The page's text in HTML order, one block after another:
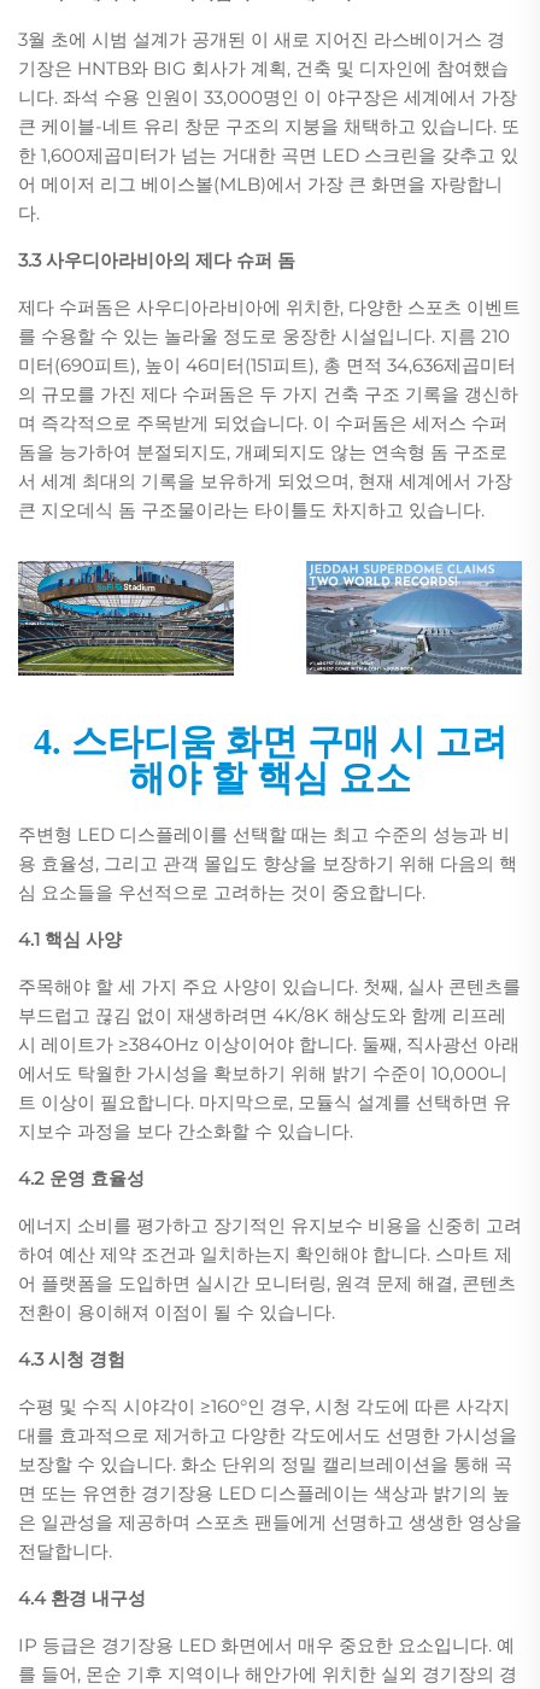
3월 초에 시범 설계가 공개된 이 새로 지어진 라스베이거스 경
기장은 HNTB와 BIG 회사가 계획, 건축 및 디자인에 참여했습
니다. 좌석 수용 인원이 33,000명인 이 야구장은 세계에서 가장
큰 케이블-네트 유리 창문 구조의 지붕을 채택하고 있습니다. 또
한 1,600제곱미터가 넘는 거대한 곡면 LED 스크린을 갖추고 있
어 메이저 리그 베이스볼(MLB)에서 가장 큰 화면을 자랑합니
다.
3.3 사우디아라비아의 제다 슈퍼 돔
제다 수퍼돔은 사우디아라비아에 위치한, 다양한 스포츠 이벤트
를 수용할 수 있는 놀라울 정도로 웅장한 시설입니다. 지름 210
미터(690피트), 높이 46미터(151피트), 총 면적 34,636제곱미터
의 규모를 가진 제다 수퍼돔은 두 가지 건축 구조 기록을 갱신하
며 즉각적으로 주목받게 되었습니다. 이 수퍼돔은 세저스 수퍼
돔을 능가하여 분절되지도, 개폐되지도 않는 연속형 돔 구조로
서 세계 최대의 기록을 보유하게 되었으며, 현재 세계에서 가장
큰 지오데식 돔 구조물이라는 타이틀도 차지하고 있습니다.
4. 스타디움 화면 구매 시 고려
해야 할 핵심 요소
주변형 LED 디스플레이를 선택할 때는 최고 수준의 성능과 비
용 효율성, 그리고 관객 몰입도 향상을 보장하기 위해 다음의 핵
심 요소들을 우선적으로 고려하는 것이 중요합니다.
4.1 핵심 사양
주목해야 할 세 가지 주요 사양이 있습니다. 첫째, 실사 콘텐츠를
부드럽고 끊김 없이 재생하려면 4K/8K 해상도와 함께 리프레
시 레이트가 ≥3840Hz 이상이어야 합니다. 둘째, 직사광선 아래
에서도 탁월한 가시성을 확보하기 위해 밝기 수준이 10,000니
트 이상이 필요합니다. 마지막으로, 모듈식 설계를 선택하면 유
지보수 과정을 보다 간소화할 수 있습니다.
4.2 운영 효율성
에너지 소비를 평가하고 장기적인 유지보수 비용을 신중히 고려
하여 예산 제약 조건과 일치하는지 확인해야 합니다. 스마트 제
어 플랫폼을 도입하면 실시간 모니터링, 원격 문제 해결, 콘텐츠
전환이 용이해져 이점이 될 수 있습니다.
4.3 시청 경험
수평 및 수직 시야각이 ≥160°인 경우, 시청 각도에 따른 사각지
대를 효과적으로 제거하고 다양한 각도에서도 선명한 가시성을
보장할 수 있습니다. 화소 단위의 정밀 캘리브레이션을 통해 곡
면 또는 유연한 경기장용 LED 디스플레이는 색상과 밝기의 높
은 일관성을 제공하며 스포츠 팬들에게 선명하고 생생한 영상을
전달합니다.
4.4 환경 내구성
IP 등급은 경기장용 LED 화면에서 매우 중요한 요소입니다. 예
를 들어, 몬순 기후 지역이나 해안가에 위치한 실외 경기장의 경